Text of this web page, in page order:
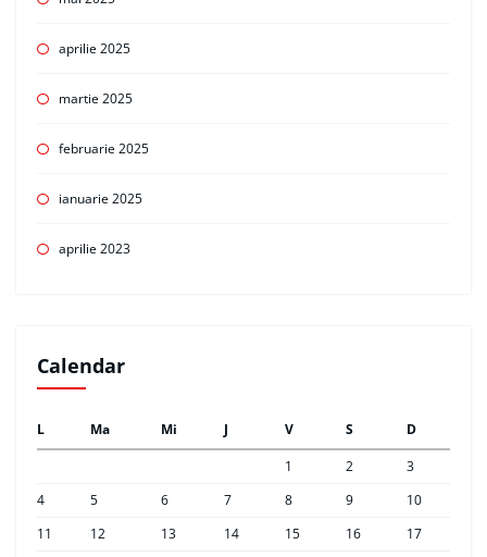
aprilie 2025
martie 2025
februarie 2025
ianuarie 2025
aprilie 2023
Calendar
L Ma Mi J V S
D
1
2
3
4
5 6 7 8 9
10
11
12 13 14 15 16
17